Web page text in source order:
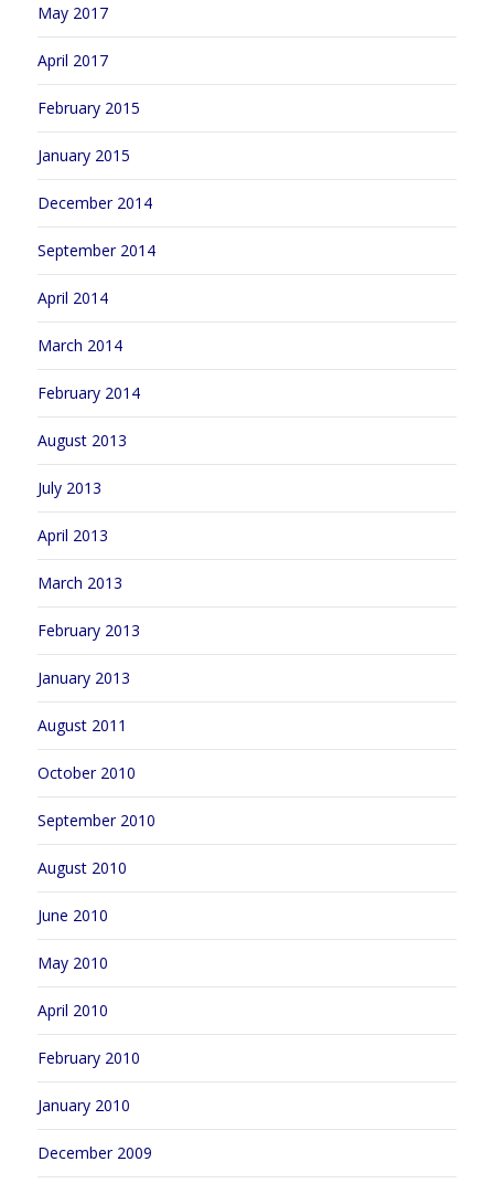
May 2017
April 2017
February 2015
January 2015
December 2014
September 2014
April 2014
March 2014
February 2014
August 2013
July 2013
April 2013
March 2013
February 2013
January 2013
August 2011
October 2010
September 2010
August 2010
June 2010
May 2010
April 2010
February 2010
January 2010
December 2009